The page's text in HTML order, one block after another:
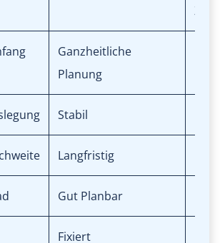
Ganzheitliche
Planung
Stabil
Langfristig
Gut Planbar
Fixiert